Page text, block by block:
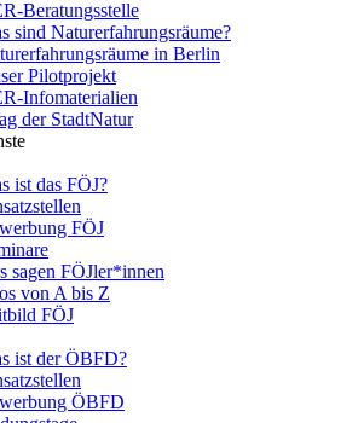
Beratungsstelle
sind Naturerfahrungsräume?
in Berlin
Pilotprojekt
Infomaterialien
der StadtNatur
ist das FÖJ?
FÖJ
sagen FÖJler*innen
von A bis Z
FÖJ
ist der ÖBFD?
ÖBFD